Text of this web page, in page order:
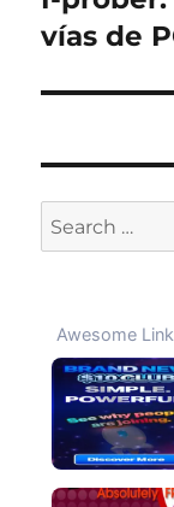
post:
vías de
Search
for: